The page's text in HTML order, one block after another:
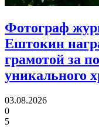
Фотограф
Ештокин
грамотой за
уникального
03.08.2026
0
5